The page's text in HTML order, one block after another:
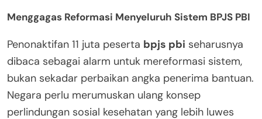
Menggagas Reformasi Menyeluruh Sistem BPJS PBI
Penonaktifan 11 juta peserta bpjs pbi seharusnya
dibaca sebagai alarm untuk mereformasi sistem,
bukan sekadar perbaikan angka penerima bantuan.
Negara perlu merumuskan ulang konsep
perlindungan sosial kesehatan yang lebih luwes